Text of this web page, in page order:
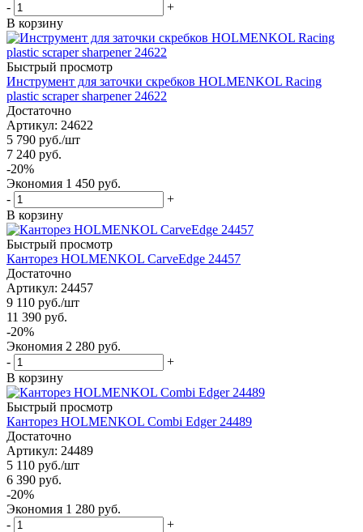
-
+
В корзину
Быстрый просмотр
Инструмент для заточки скребков HOLMENKOL Racing
plastic scraper sharpener 24622
Достаточно
Артикул: 24622
5 790 руб./шт
7 240 руб.
-20%
Экономия 1 450 руб.
-
+
В корзину
Быстрый просмотр
Канторез HOLMENKOL CarveEdge 24457
Достаточно
Артикул: 24457
9 110 руб./шт
11 390 руб.
-20%
Экономия 2 280 руб.
-
+
В корзину
Быстрый просмотр
Канторез HOLMENKOL Combi Edger 24489
Достаточно
Артикул: 24489
5 110 руб./шт
6 390 руб.
-20%
Экономия 1 280 руб.
-
+